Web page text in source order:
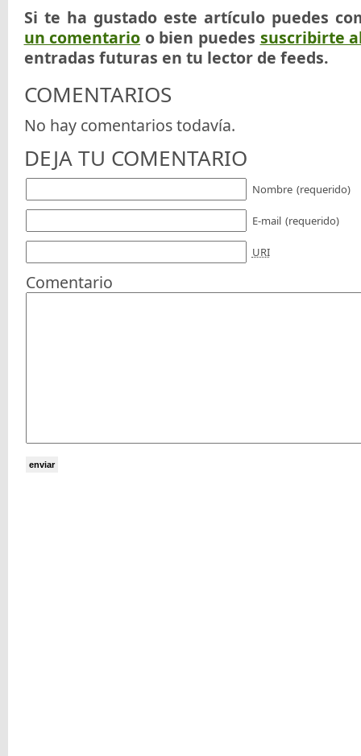
Si te ha gustado este artículo puedes
un comentario o bien puedes suscribirte
entradas futuras en tu lector de feeds.
COMENTARIOS
No hay comentarios todavía.
DEJA TU COMENTARIO
Nombre (requerido)
E-mail (requerido)
URI
Comentario